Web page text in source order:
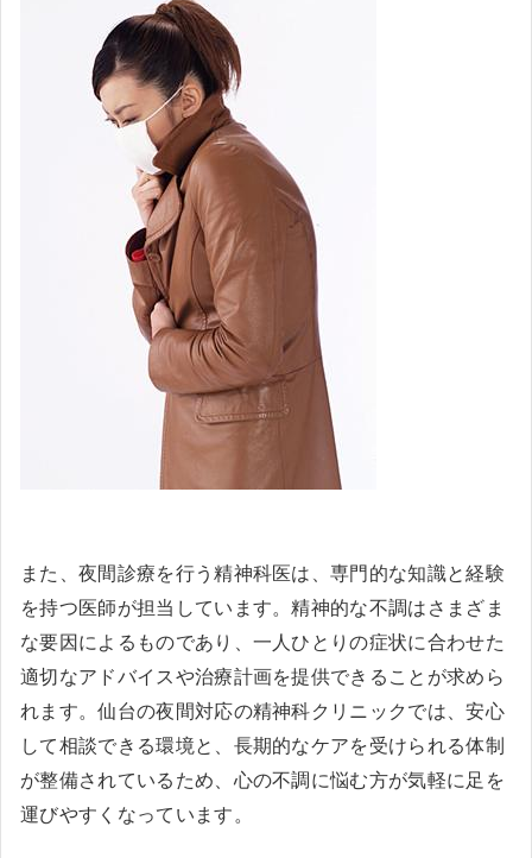
また、夜間診療を行う精神科医は、専門的な知識と経験
を持つ医師が担当しています。精神的な不調はさまざま
な要因によるものであり、一人ひとりの症状に合わせた
適切なアドバイスや治療計画を提供できることが求めら
れます。仙台の夜間対応の精神科クリニックでは、安心
して相談できる環境と、長期的なケアを受けられる体制
が整備されているため、心の不調に悩む方が気軽に足を
運びやすくなっています。